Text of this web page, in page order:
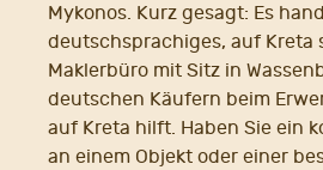
Mykonos. Kurz gesagt: Es
deutschsprachiges, auf Kreta
Maklerbüro mit Sitz in
deutschen Käufern beim
auf Kreta hilft. Haben Sie ein
an einem Objekt oder einer